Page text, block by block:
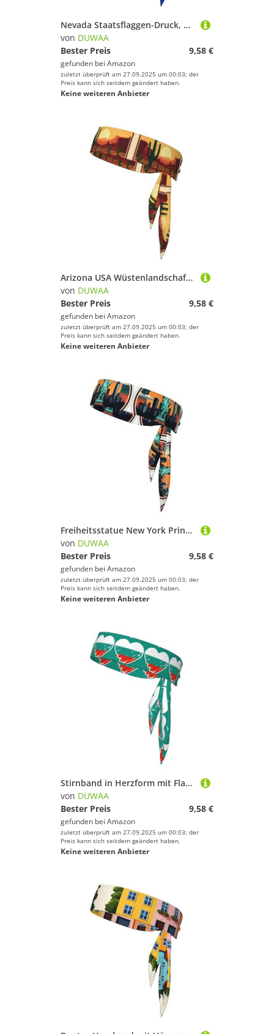
Nevada Staatsflaggen-Druck, Binde-Stirnband für Damen und Herren, Ninja-Stirnbänder, verstellbar, feuchtigkeitsableitend, kühlendes Stirnband
von DUWAA
Bester Preis
9,58 €
gefunden bei Amazon
zuletzt überprüft am 27.09.2025 um 00:03; der
Preis kann sich seitdem geändert haben.
Keine weiteren Anbieter
Arizona USA Wüstenlandschaft Druck Krawatte Stirnband für Damen und Herren, Ninja-Stirnbänder, verstellbar, feuchtigkeitsableitend, kühlendes Stirnband
von DUWAA
Bester Preis
9,58 €
gefunden bei Amazon
zuletzt überprüft am 27.09.2025 um 00:03; der
Preis kann sich seitdem geändert haben.
Keine weiteren Anbieter
Freiheitsstatue New York Print Krawatte Stirnband für Damen und Herren, Ninja-Stirnbänder, verstellbar, feuchtigkeitsableitend, kühlendes Stirnband
von DUWAA
Bester Preis
9,58 €
gefunden bei Amazon
zuletzt überprüft am 27.09.2025 um 00:03; der
Preis kann sich seitdem geändert haben.
Keine weiteren Anbieter
Stirnband in Herzform mit Flaggenfarben-Druck, für Damen und Herren, Ninja-Stirnbänder, verstellbar, feuchtigkeitsableitend, kühlendes Stirnband
von DUWAA
Bester Preis
9,58 €
gefunden bei Amazon
zuletzt überprüft am 27.09.2025 um 00:03; der
Preis kann sich seitdem geändert haben.
Keine weiteren Anbieter